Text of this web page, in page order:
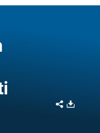
Share